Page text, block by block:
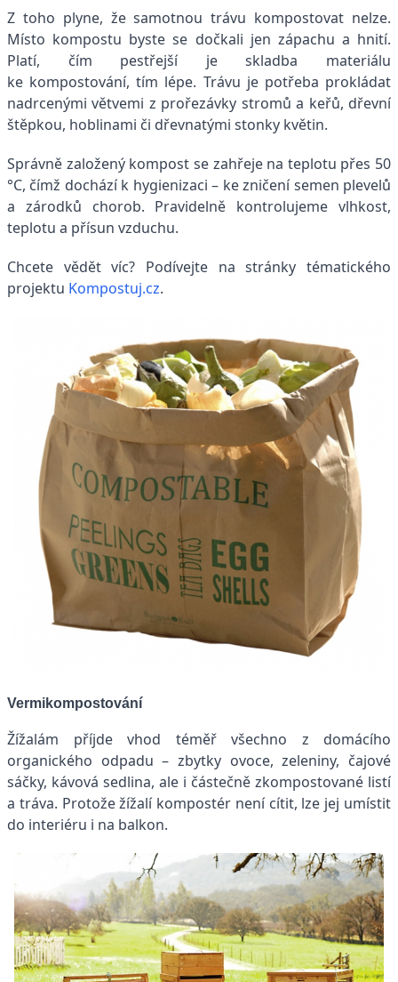
Z toho plyne, že samotnou trávu kompostovat nelze.
Místo kompostu byste se dočkali jen zápachu a hnití.
Platí, čím pestřejší je skladba materiálu
ke kompostování, tím lépe. Trávu je potřeba prokládat
nadrcenými větvemi z prořezávky stromů a keřů, dřevní
štěpkou, hoblinami či dřevnatými stonky květin.
Správně založený kompost se zahřeje na teplotu přes 50
°C, čímž dochází k hygienizaci – ke zničení semen plevelů
a zárodků chorob. Pravidelně kontrolujeme vlhkost,
teplotu a přísun vzduchu.
Chcete vědět víc? Podívejte na stránky tématického
projektu Kompostuj.cz.
Vermikompostování
Žížalám příjde vhod téměř všechno z domácího
organického odpadu – zbytky ovoce, zeleniny, čajové
sáčky, kávová sedlina, ale i částečně zkompostované listí
a tráva. Protože žížalí kompostér není cítit, lze jej umístit
do interiéru i na balkon.